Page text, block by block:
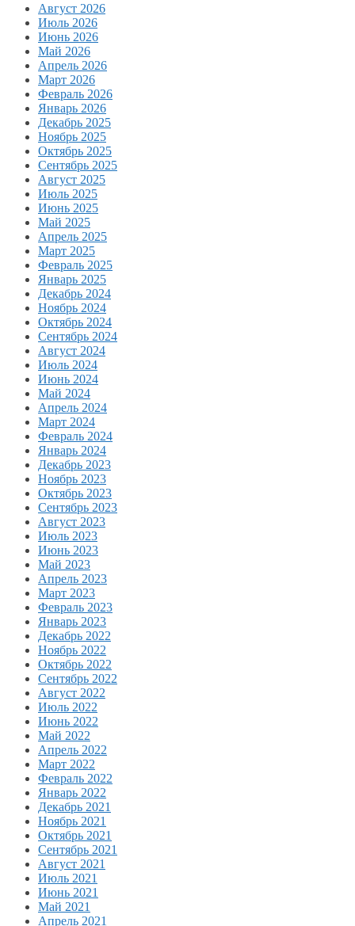
Август 2026
Июль 2026
Июнь 2026
Май 2026
Апрель 2026
Март 2026
Февраль 2026
Январь 2026
Декабрь 2025
Ноябрь 2025
Октябрь 2025
Сентябрь 2025
Август 2025
Июль 2025
Июнь 2025
Май 2025
Апрель 2025
Март 2025
Февраль 2025
Январь 2025
Декабрь 2024
Ноябрь 2024
Октябрь 2024
Сентябрь 2024
Август 2024
Июль 2024
Июнь 2024
Май 2024
Апрель 2024
Март 2024
Февраль 2024
Январь 2024
Декабрь 2023
Ноябрь 2023
Октябрь 2023
Сентябрь 2023
Август 2023
Июль 2023
Июнь 2023
Май 2023
Апрель 2023
Март 2023
Февраль 2023
Январь 2023
Декабрь 2022
Ноябрь 2022
Октябрь 2022
Сентябрь 2022
Август 2022
Июль 2022
Июнь 2022
Май 2022
Апрель 2022
Март 2022
Февраль 2022
Январь 2022
Декабрь 2021
Ноябрь 2021
Октябрь 2021
Сентябрь 2021
Август 2021
Июль 2021
Июнь 2021
Май 2021
Апрель 2021